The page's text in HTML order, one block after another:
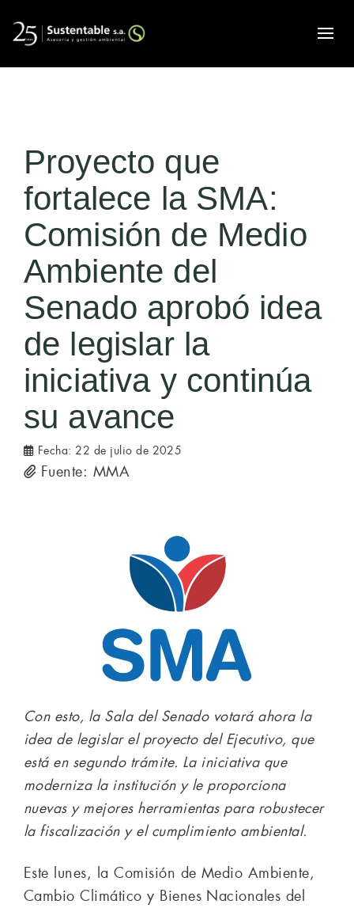
Proyecto que
fortalece la SMA:
Comisión de Medio
Ambiente del
Senado aprobó idea
de legislar la
iniciativa y continúa
su avance
Fecha: 22 de julio de 2025
Fuente: MMA
Con esto, la Sala del Senado votará ahora la
idea de legislar el proyecto del Ejecutivo, que
está en segundo trámite. La iniciativa que
moderniza la institución y le proporciona
nuevas y mejores herramientas para robustecer
la fiscalización y el cumplimiento ambiental.
Este lunes, la Comisión de Medio Ambiente,
Cambio Climático y Bienes Nacionales del